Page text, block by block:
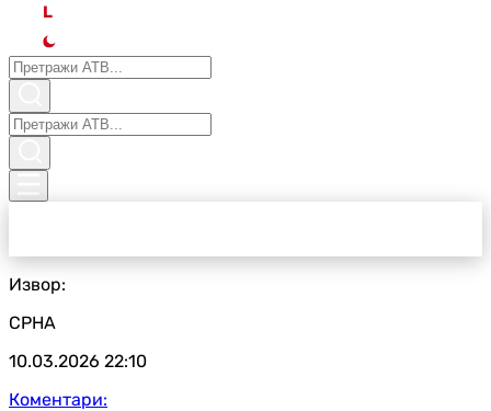
L
Извор:
СРНА
10.03.2026 22:10
Коментари: